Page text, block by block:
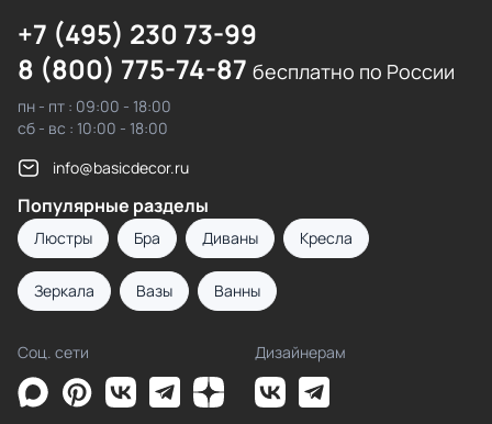
+7 (495) 230 73-99
8 (800) 775-74-87 бесплатно по России
пн - пт : 09:00 - 18:00
сб - вс : 10:00 - 18:00
info@basicdecor.ru
Популярные разделы
Люстры Бра Диваны Кресла
Зеркала Вазы Ванны
Соц. сети Дизайнерам